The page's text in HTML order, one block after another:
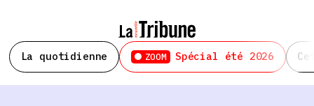
La quotidienne ZOOM Spécial été 2026